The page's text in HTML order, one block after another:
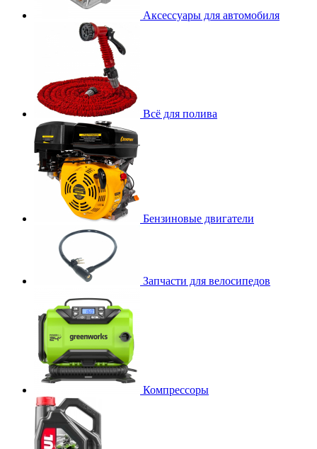
Аксессуары для автомобиля
Всё для полива
Бензиновые двигатели
Запчасти для велосипедов
Компрессоры